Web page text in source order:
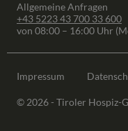
Allgemeine Anfragen
+43 5223 43 700 33 600
von 08:00 – 16:00 Uhr
Impressum
© 2026 - Tiroler Hospiz-